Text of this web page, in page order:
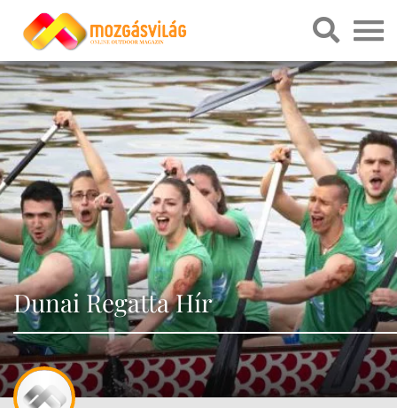
Dunai Regatta Hír